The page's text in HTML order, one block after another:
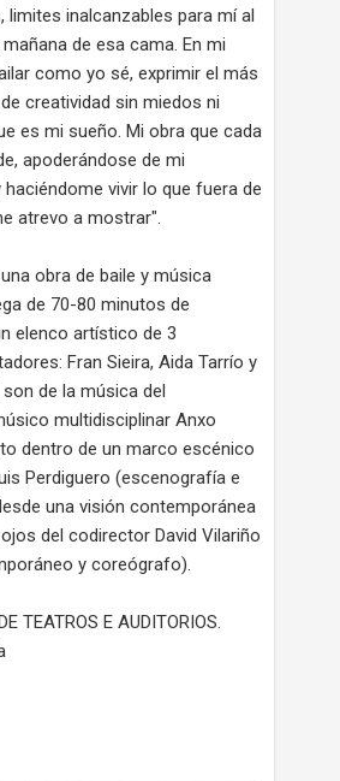
limites inalcanzables para mí al
de esa cama. En mi
como yo sé, exprimir el más
creatividad sin miedos ni
es mi sueño. Mi obra que cada
apoderándose de mi
vivir lo que fuera de
atrevo a mostrar".
obra de baile y música
de 70-80 minutos de
elenco artístico de 3
Fran Sieira, Aida Tarrío y
de la música del
multidisciplinar Anxo
dentro de un marco escénico
Perdiguero (escenografía e
una visión contemporánea
del codirector David Vilariño
y coreógrafo).
TEATROS E AUDITORIOS.